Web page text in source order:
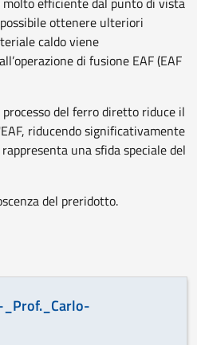
ottenere ulteriori
caldo viene
di fusione EAF (EAF
del ferro diretto riduce il
riducendo significativamente
una sfida speciale del
del preridotto.